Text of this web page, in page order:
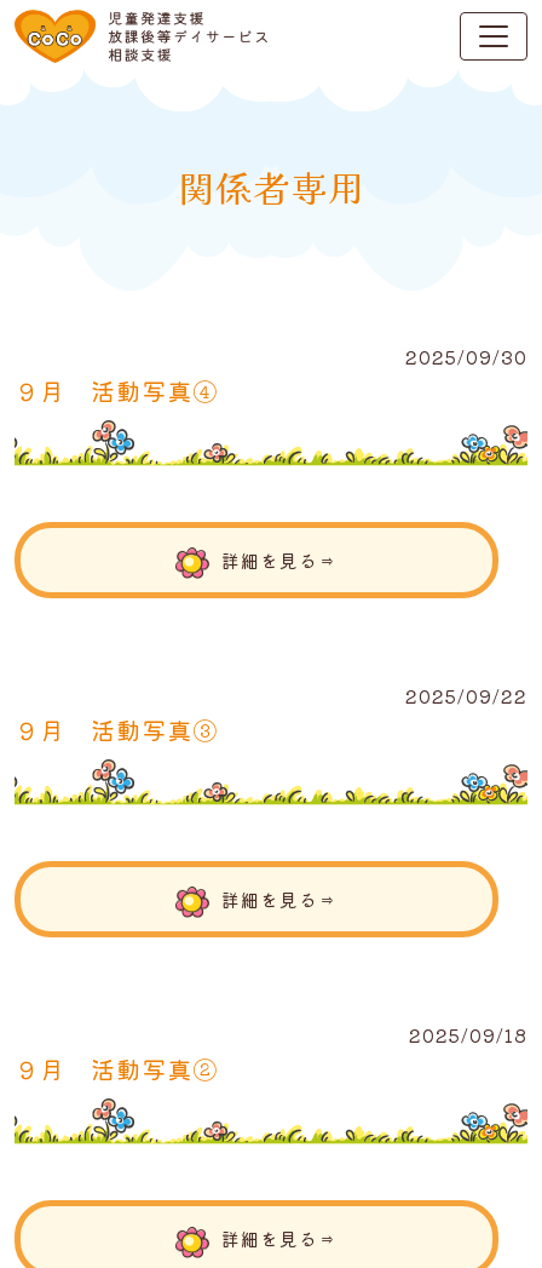
関係者専用
2025/09/30
９月 活動写真④
詳細を見る⇒
2025/09/22
９月 活動写真③
詳細を見る⇒
2025/09/18
９月 活動写真②
詳細を見る⇒